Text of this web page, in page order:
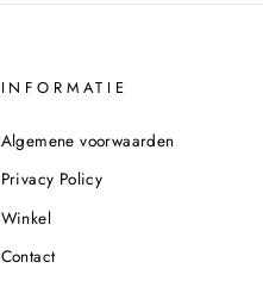
INFORMATIE
Algemene voorwaarden
Privacy Policy
Winkel
Contact